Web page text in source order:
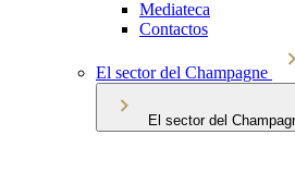
Mediateca
Contactos
El sector del Champagne
El sector del